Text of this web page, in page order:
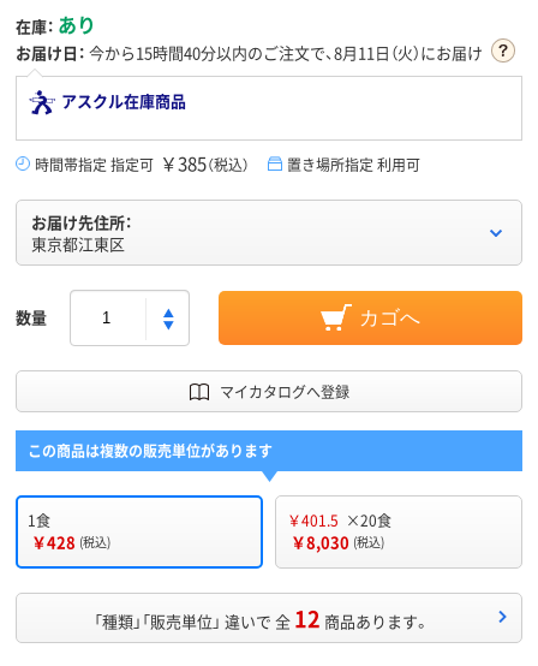
在庫： あり
お届け日： 今から15時間40分以内のご注文で、8月11日（火）にお届け
アスクル在庫商品
時間帯指定 指定可 ￥385（税込） 置き場所指定 利用可
お届け先住所：
東京都江東区
数量 カゴへ
マイカタログへ登録
この商品は複数の販売単位があります
1食
￥428 (税込)
￥401.5 ×20食
￥8,030 (税込)
「種類」「販売単位」 違いで 全 12 商品あります。